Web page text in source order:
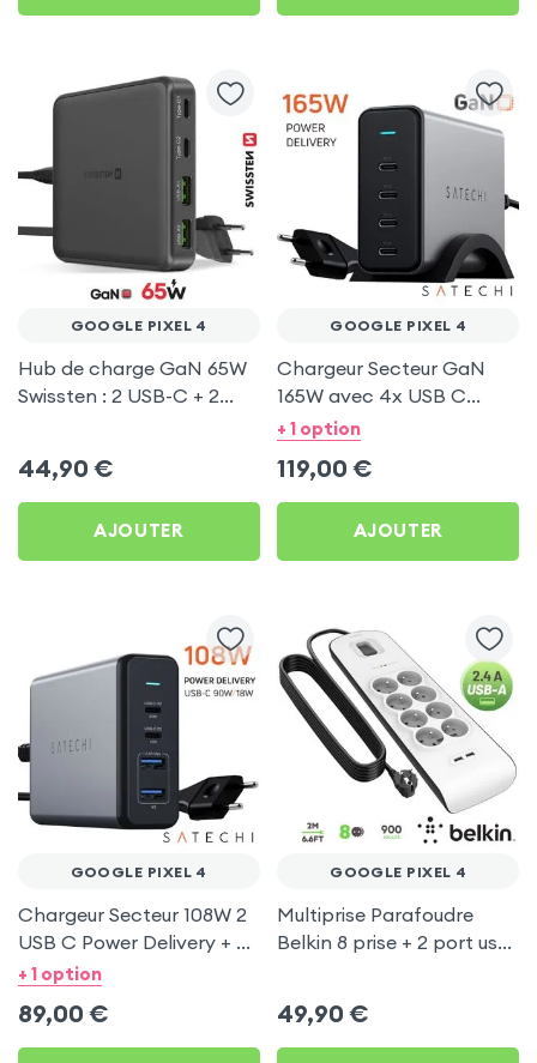
GOOGLE PIXEL 4
Hub de charge GaN 65W
Swissten : 2 USB-C + 2
44,90 €
AJOUTER
GOOGLE PIXEL 4
Chargeur Secteur GaN
165W avec 4x USB C
Power Delivery, Câble
+ 1 option
119,00 €
AJOUTER
GOOGLE PIXEL 4
Chargeur Secteur 108W 2
USB C Power Delivery + 2
USB, Câble Secteur,
+ 1 option
89,00 €
GOOGLE PIXEL 4
Multiprise Parafoudre
Belkin 8 prise + 2 port usb
49,90 €